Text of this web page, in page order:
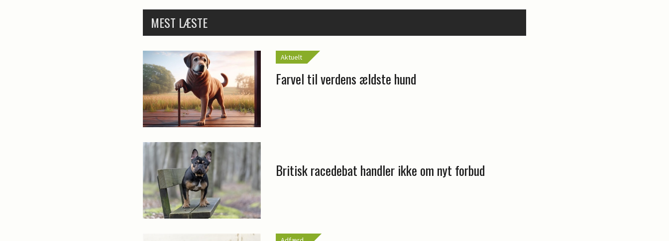
MEST LÆSTE
Aktuelt
Farvel til verdens ældste hund
Britisk racedebat handler ikke om nyt forbud